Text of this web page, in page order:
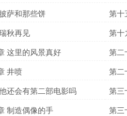
萨和那些饼 第十
秋再见 第十
这里的风景真好 第二
井喷 第二
还会有第二部电影吗 第三
制造偶像的手 第三